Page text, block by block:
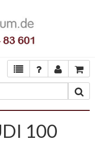
100